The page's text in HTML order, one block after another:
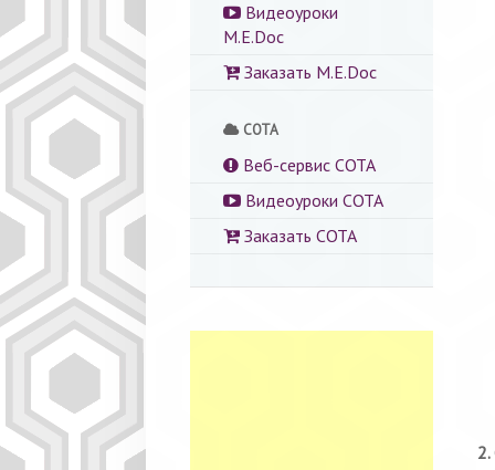
2.
Видеоуроки
M.E.Doc
Заказать M.E.Doc
СОТА
Веб-сервис СОТА
Видеоуроки СОТА
Заказать СОТА